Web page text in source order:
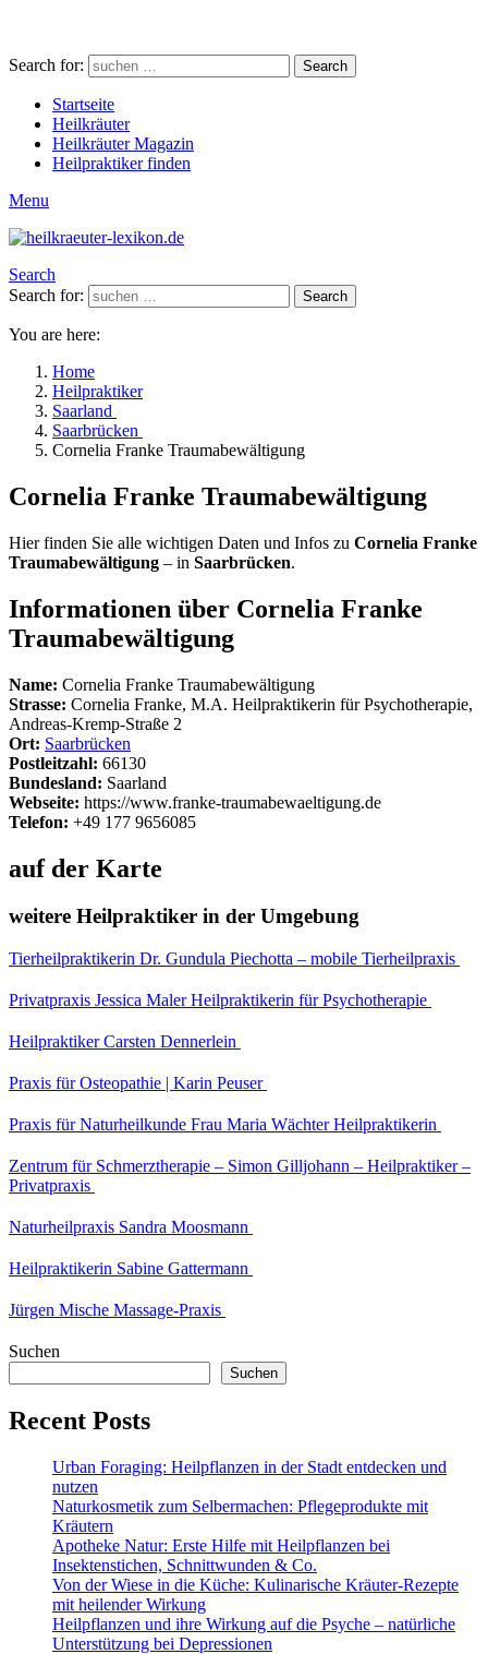
Search for: Search
Startseite
Heilkräuter
Heilkräuter Magazin
Heilpraktiker finden
Menu
Search
Search for:
Search
You are here:
Home
Heilpraktiker
Saarland
Saarbrücken
Cornelia Franke Traumabewältigung
Cornelia Franke Traumabewältigung
Hier finden Sie alle wichtigen Daten und Infos zu Cornelia Franke
Traumabewältigung – in Saarbrücken.
Informationen über Cornelia Franke
Traumabewältigung
Name: Cornelia Franke Traumabewältigung
Strasse: Cornelia Franke, M.A. Heilpraktikerin für Psychotherapie,
Andreas-Kremp-Straße 2
Ort: Saarbrücken
Postleitzahl: 66130
Bundesland: Saarland
Webseite: https://www.franke-traumabewaeltigung.de
Telefon: +49 177 9656085
auf der Karte
weitere Heilpraktiker in der Umgebung
Tierheilpraktikerin Dr. Gundula Piechotta – mobile Tierheilpraxis
Privatpraxis Jessica Maler Heilpraktikerin für Psychotherapie
Heilpraktiker Carsten Dennerlein
Praxis für Osteopathie | Karin Peuser
Praxis für Naturheilkunde Frau Maria Wächter Heilpraktikerin
Zentrum für Schmerztherapie – Simon Gilljohann – Heilpraktiker –
Privatpraxis
Naturheilpraxis Sandra Moosmann
Heilpraktikerin Sabine Gattermann
Jürgen Mische Massage-Praxis
Suchen
Suchen
Recent Posts
Urban Foraging: Heilpflanzen in der Stadt entdecken und
nutzen
Naturkosmetik zum Selbermachen: Pflegeprodukte mit
Kräutern
Apotheke Natur: Erste Hilfe mit Heilpflanzen bei
Insektenstichen, Schnittwunden & Co.
Von der Wiese in die Küche: Kulinarische Kräuter-Rezepte
mit heilender Wirkung
Heilpflanzen und ihre Wirkung auf die Psyche – natürliche
Unterstützung bei Depressionen